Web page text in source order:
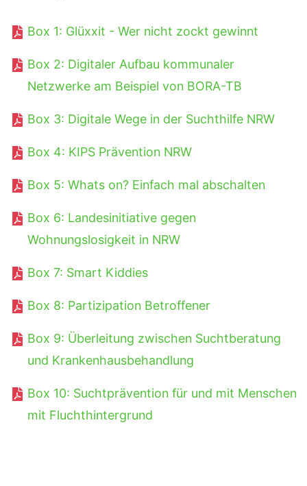
Box 1: Glüxxit - Wer nicht zockt gewinnt
Box 2: Digitaler Aufbau kommunaler
Netzwerke am Beispiel von BORA-TB
Box 3: Digitale Wege in der Suchthilfe NRW
Box 4: KIPS Prävention NRW
Box 5: Whats on? Einfach mal abschalten
Box 6: Landesinitiative gegen
Wohnungslosigkeit in NRW
Box 7: Smart Kiddies
Box 8: Partizipation Betroffener
Box 9: Überleitung zwischen Suchtberatung
und Krankenhausbehandlung
Box 10: Suchtprävention für und mit Menschen
mit Fluchthintergrund